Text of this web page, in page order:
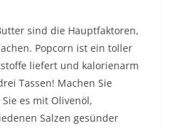
sind die Hauptfaktoren,
Popcorn ist ein toller
liefert und kalorienarm
Tassen! Machen Sie
es mit Olivenöl,
Salzen gesünder